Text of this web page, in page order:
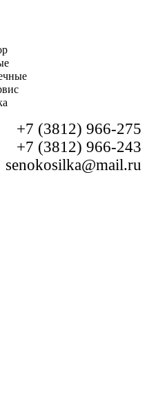
+7 (3812) 966-275
+7 (3812) 966-243
senokosilka@mail.ru